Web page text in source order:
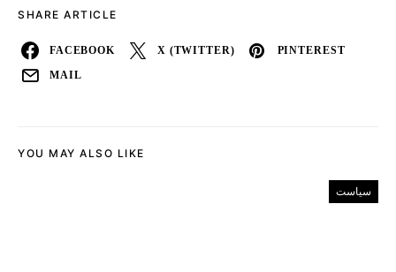
SHARE ARTICLE
FACEBOOK X (TWITTER) PINTEREST
MAIL
YOU MAY ALSO LIKE
سیاست